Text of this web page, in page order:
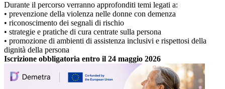
Durante il percorso verranno approfonditi temi legati a:
• prevenzione della violenza nelle donne con demenza
• riconoscimento dei segnali di rischio
• strategie e pratiche di cura centrate sulla persona
• promozione di ambienti di assistenza inclusivi e rispettosi della
dignità della persona
Iscrizione obbligatoria entro il 24 maggio 2026